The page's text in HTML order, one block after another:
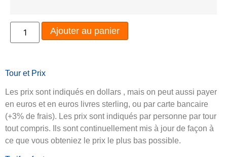
Ajouter au panier
Tour et Prix
Les prix sont indiqués en dollars , mais on peut aussi payer
en euros et en euros livres sterling, ou par carte bancaire
(+3% de frais). Les prix sont indiqués par personne par tour
tout compris. Ils sont continuellement mis à jour de façon à
ce que vous obteniez le prix le plus bas possible.